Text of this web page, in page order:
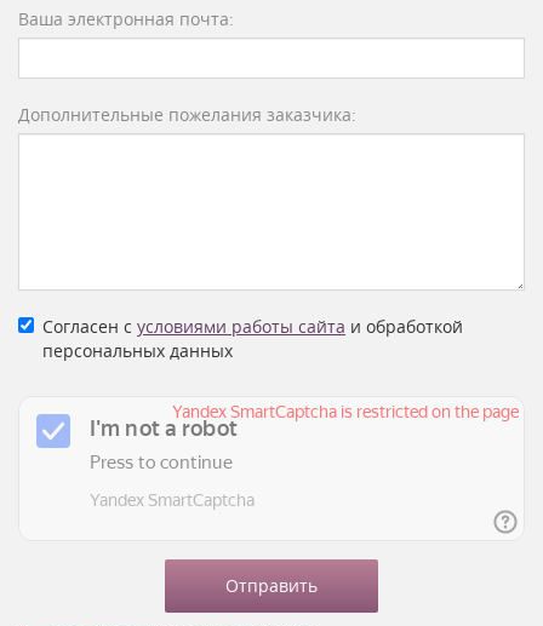
Ваша электронная почта:
Дополнительные пожелания заказчика:
Согласен с условиями работы сайта и обработкой
персональных данных